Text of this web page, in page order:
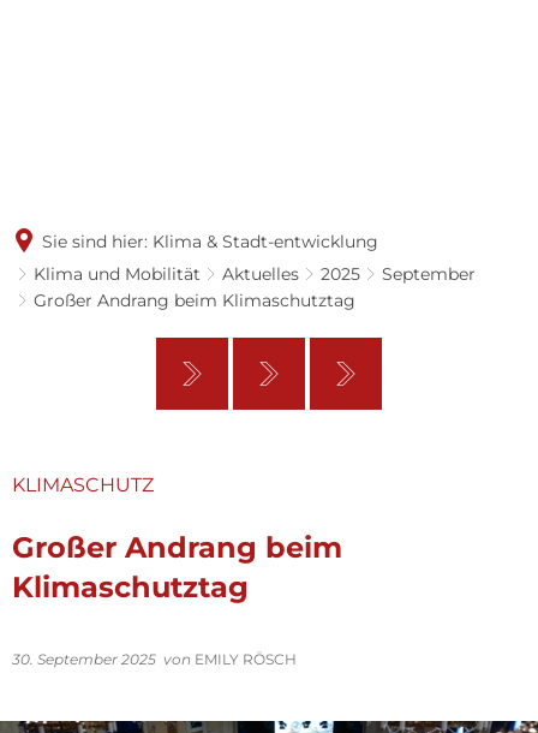
Sie sind hier: Klima & Stadt-entwicklung
Klima und Mobilität
Aktuelles 2025
September
Großer Andrang beim Klimaschutztag
KLIMASCHUTZ
Großer Andrang beim
Klimaschutztag
30. September 2025 von EMILY RÖSCH